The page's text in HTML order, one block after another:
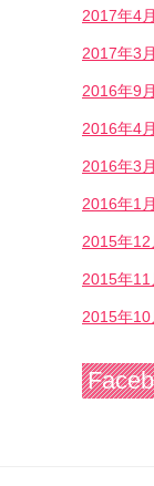
2017年4月
2017年3月
2016年9月
2016年4月
2016年3月
2016年1月
2015年12
2015年11
2015年10